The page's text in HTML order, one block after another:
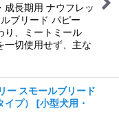
成長期用 ナウフレッ
ブリード パピー
り、ミートミール
一切使用せず、主な
ー スモールブリード
プ）
[小型犬用・